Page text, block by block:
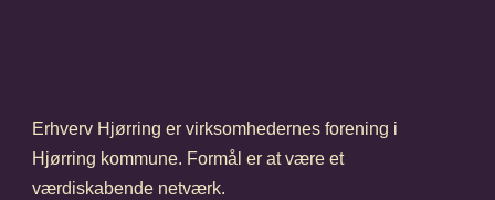
Erhverv Hjørring er virksomhedernes forening i
Hjørring kommune. Formål er at være et
værdiskabende netværk.